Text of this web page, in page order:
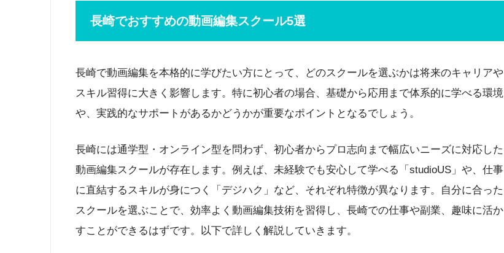
長崎でおすすめの動画編集スクール5選
長崎で動画編集を本格的に学びたい方にとって、どのスクールを選ぶかは将来のキャリアや
スキル習得に大きく影響します。特に初心者の場合、基礎から応用まで体系的に学べる環境
や、実践的なサポートがあるかどうかが重要なポイントとなるでしょう。
長崎には通学型・オンライン型を問わず、初心者からプロ志向まで幅広いニーズに対応した
動画編集スクールが存在します。例えば、未経験でも安心して学べる「studioUS」や、仕事
に直結するスキルが身につく「デジハク」など、それぞれ特徴が異なります。自分に合った
スクールを選ぶことで、効率よく動画編集技術を習得し、長崎での仕事や副業、趣味に活か
すことができるはずです。以下で詳しく解説していきます。